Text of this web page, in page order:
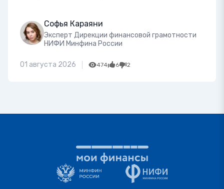
Софья Караяни
Эксперт Дирекции финансовой грамотности
НИФИ Минфина России
01 августа 2026 474 6 2